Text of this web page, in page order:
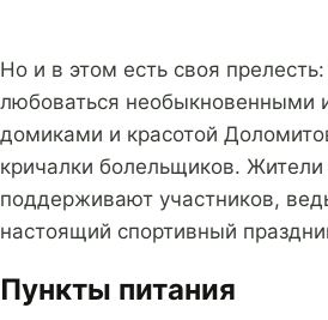
Но и в этом есть своя
любоваться необыкновенными
домиками и красотой
кричалки болельщиков.
поддерживают участников,
настоящий спортивный
Пункты питания